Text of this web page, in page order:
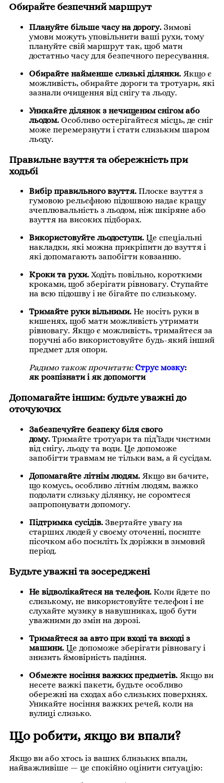
Обирайте безпечний маршрут
Плануйте більше часу на дорогу. Зимові
умови можуть уповільнити ваші рухи, тому
плануйте свій маршрут так, щоб мати
достатньо часу для безпечного пересування.
Обирайте найменше слизькі ділянки. Якщо є
можливість, обирайте дороги та тротуари, які
зазнали очищення від снігу та льоду.
Уникайте ділянок з нечищеним снігом або
льодом. Особливо остерігайтеся місць, де сніг
може перемерзнути і стати слизьким шаром
льоду.
Правильне взуття та обережність при
ходьбі
Вибір правильного взуття. Плоске взуття з
гумовою рельєфною підошвою надає кращу
зчеплювальність з льодом, ніж шкіряне або
взуття на високих підборах.
Використовуйте льодоступи. Це спеціальні
накладки, які можна прикріпити до взуття і
які допомагають запобігти ковзанню.
Кроки та рухи. Ходіть повільно, короткими
кроками, щоб зберігати рівновагу. Ступайте
на всю підошву і не бігайте по слизькому.
Тримайте руки вільними. Не носіть руки в
кишенях, щоб мати можливість утримати
рівновагу. Якщо є можливість, тримайтеся за
поручні або використовуйте будь-який інший
предмет для опори.
Радимо також прочитати:Струс мозку:
як розпізнати і як допомогти
Допомагайте іншим: будьте уважні до
оточуючих
Забезпечуйте безпеку біля свого
дому. Тримайте тротуари та під’їзди чистими
від снігу, льоду та води. Це допоможе
запобігти травмам не тільки вам, а й сусідам.
Допомагайте літнім людям. Якщо ви бачите,
що комусь, особливо літнім людям, важко
подолати слизьку ділянку, не соромтеся
запропонувати допомогу.
Підтримка сусідів. Звертайте увагу на
старших людей у своєму оточенні, посипте
пісочком або посиліть їх доріжки в зимовий
період.
Будьте уважні та зосереджені
Не відволікайтеся на телефон. Коли йдете по
слизькому, не використовуйте телефон і не
слухайте музику в навушниках, щоб бути
уважними до змін на дорозі.
Тримайтеся за авто при вході та виході з
машини. Це допоможе зберігати рівновагу і
знизить ймовірність падіння.
Обмежте носіння важких предметів. Якщо ви
несете важкі пакети, будьте особливо
обережні на сходах або слизьких поверхнях.
Уникайте носіння важких речей, коли на
вулиці слизько.
Що робити, якщо ви впали?
Якщо ви або хтось із ваших близьких впали,
найважливіше — це спокійно оцінити ситуацію: